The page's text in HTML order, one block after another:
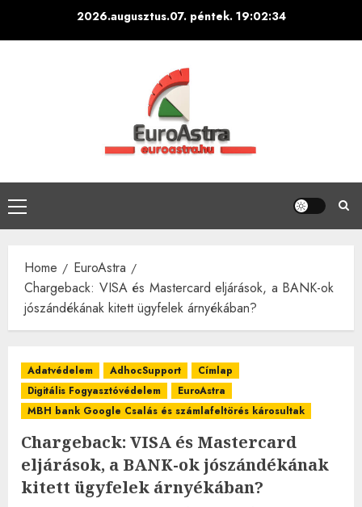
2026.augusztus.07. péntek. 19:02:34
Primary
Menu
Home
EuroAstra
Chargeback: VISA és Mastercard eljárások, a BANK-ok
jószándékának kitett ügyfelek árnyékában?
Adatvédelem AdhocSupport
Címlap
Digitális Fogyasztóvédelem
EuroAstra
MBH bank Google Csalás és számlafeltörés károsultak
Chargeback: VISA és Mastercard
eljárások, a BANK-ok jószándékának
kitett ügyfelek árnyékában?